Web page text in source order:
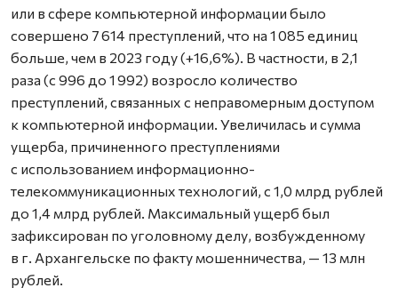
или в сфере компьютерной информации было
совершено 7 614 преступлений, что на 1 085 единиц
больше, чем в 2023 году (+16,6%). В частности, в 2,1
раза (с 996 до 1 992) возросло количество
преступлений, связанных с неправомерным доступом
к компьютерной информации. Увеличилась и сумма
ущерба, причиненного преступлениями
с использованием информационно-
телекоммуникационных технологий, с 1,0 млрд рублей
до 1,4 млрд рублей. Максимальный ущерб был
зафиксирован по уголовному делу, возбужденному
в г. Архангельске по факту мошенничества, — 13 млн
рублей.